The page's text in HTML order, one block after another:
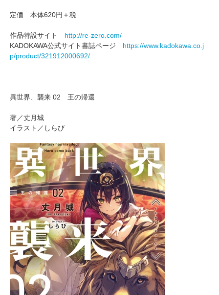
定価 本体620円＋税
作品特設サイト http://re-zero.com/
KADOKAWA公式サイト書誌ページ https://www.kadokawa.co.j
p/product/321912000692/
異世界、襲来 02 王の帰還
著／丈月城
イラスト／しらび